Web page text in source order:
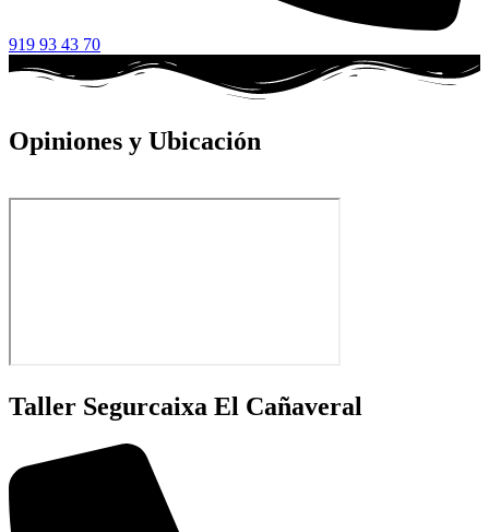
919 93 43 70
Opiniones y Ubicación
Taller Segurcaixa El Cañaveral